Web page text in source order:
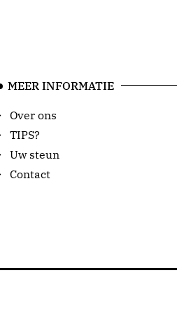
MEER INFORMATIE
Over ons
TIPS?
Uw steun
Contact